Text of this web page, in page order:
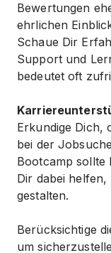
Bewertungen
ehrlichen
Schaue Dir
Support und
bedeutet oft
Erkundige Dich,
bei der
Bootcamp sollte
Dir dabei
gestalten.
Berücksichtige
um